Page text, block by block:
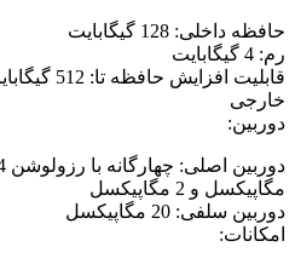
حافظه داخلی: 128 گیگابایت
رم: 4 گیگابایت
قابلیت
خارجی
دوربین:
مگاپیکسل و 2 مگاپیکسل
دوربین سلفی: 20 مگاپیکسل
امکانات: